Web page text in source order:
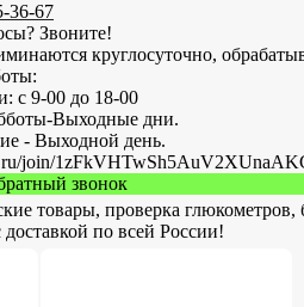
36-67
Звоните!
круглосуточно,
с 9-00 до 18-00
Выходные дни.
- Выходной день.
join/
звонок
товары, проверка глюкометров,
по всей России!